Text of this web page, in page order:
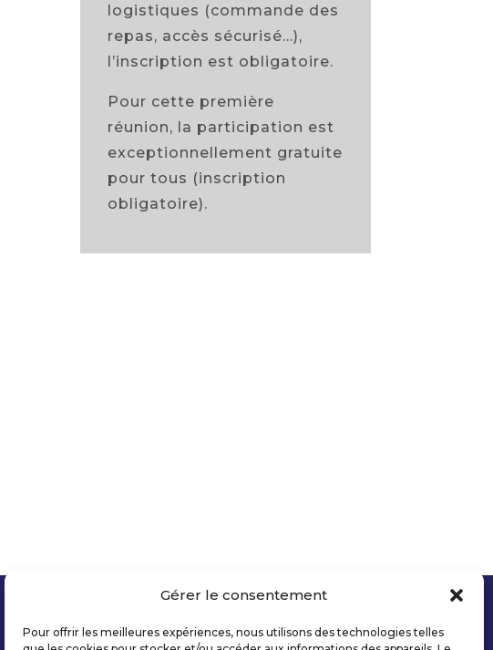
Gérer le consentement
Pour offrir les meilleures expériences, nous utilisons des technologies telles
logistiques (commande des
repas, accès sécurisé…),
l’inscription est obligatoire.
Pour cette première
réunion, la participation est
exceptionnellement gratuite
pour tous (inscription
obligatoire).